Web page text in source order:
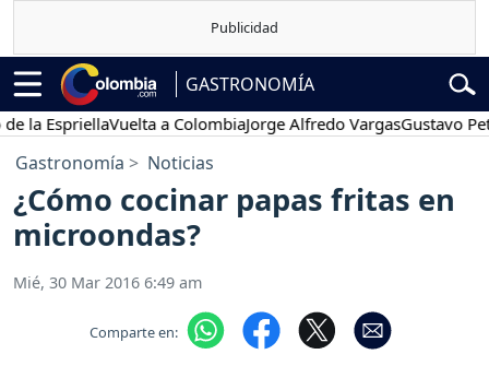
GASTRONOMÍA
EspriellaVuelta a ColombiaJorge Alfredo VargasGustavo Petro
Gastronomía Noticias
¿Cómo cocinar papas fritas en
microondas?
Mié, 30 Mar 2016 6:49 am
Comparte en: